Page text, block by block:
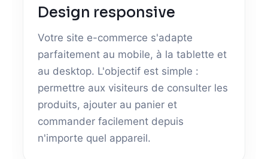
Design responsive
Votre site e-commerce s'adapte
parfaitement au mobile, à la tablette et
au desktop. L'objectif est simple :
permettre aux visiteurs de consulter les
produits, ajouter au panier et
commander facilement depuis
n'importe quel appareil.